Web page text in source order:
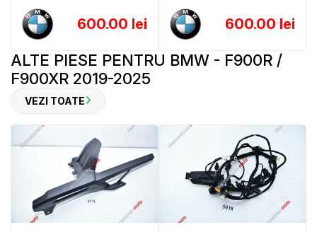
600.00 lei 600.00 lei
ALTE PIESE PENTRU BMW - F900R /
F900XR 2019-2025
VEZI TOATE